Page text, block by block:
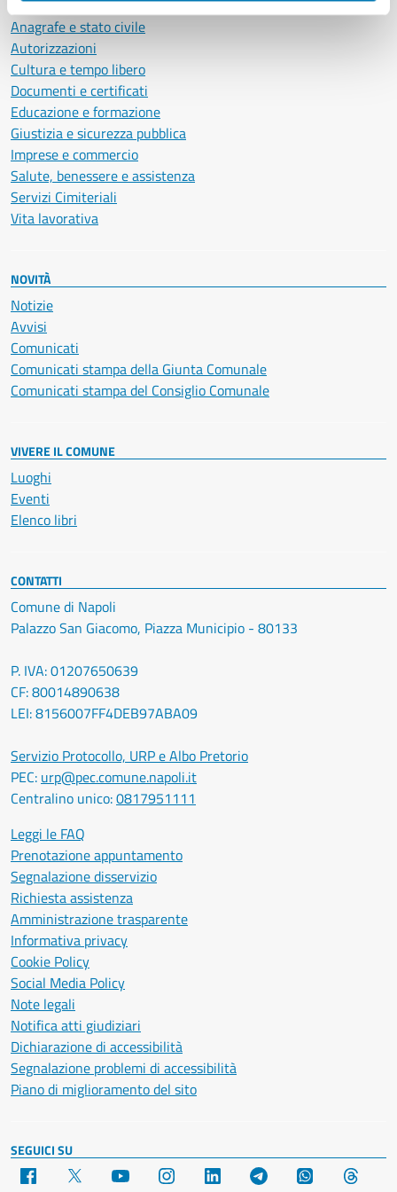
Ambiente
Anagrafe e stato civile
Autorizzazioni
Cultura e tempo libero
Documenti e certificati
Educazione e formazione
Giustizia e sicurezza pubblica
Imprese e commercio
Salute, benessere e assistenza
Servizi Cimiteriali
Vita lavorativa
NOVITÀ
Notizie
Avvisi
Comunicati
Comunicati stampa della Giunta Comunale
Comunicati stampa del Consiglio Comunale
VIVERE IL COMUNE
Luoghi
Eventi
Elenco libri
CONTATTI
Comune di Napoli
Palazzo San Giacomo, Piazza Municipio - 80133
P. IVA: 01207650639
CF: 80014890638
LEI: 8156007FF4DEB97ABA09
Servizio Protocollo, URP e Albo Pretorio
PEC: urp@pec.comune.napoli.it
Centralino unico:0817951111
Leggi le FAQ
Prenotazione appuntamento
Segnalazione disservizio
Richiesta assistenza
Amministrazione trasparente
Informativa privacy
Cookie Policy
Social Media Policy
Note legali
Notifica atti giudiziari
Dichiarazione di accessibilità
Segnalazione problemi di accessibilità
Piano di miglioramento del sito
SEGUICI SU
Facebook YouTube Instagram LinkedIn Telegram WhatsApp